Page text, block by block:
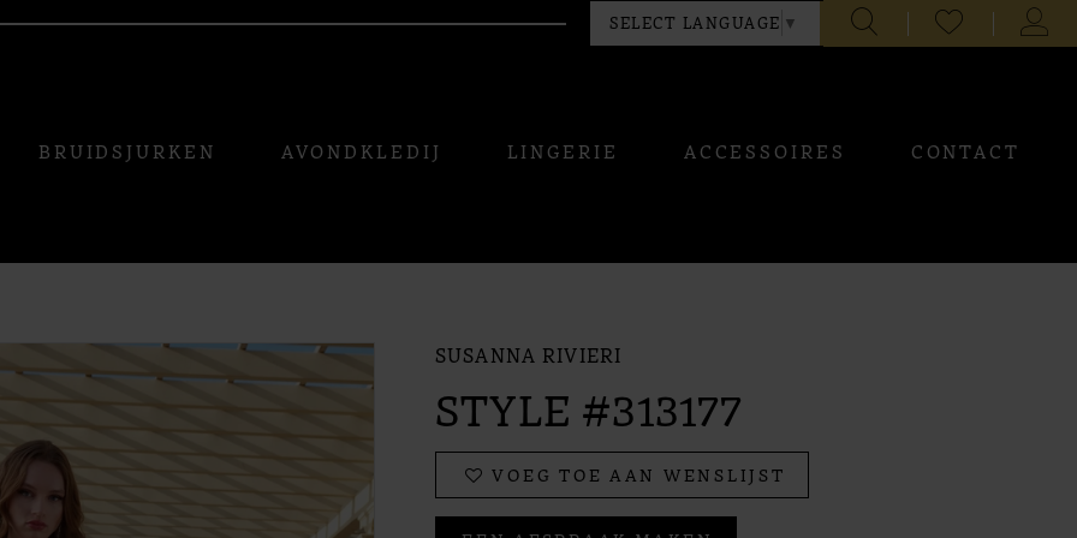
SELECT LANGUAGE ▼
CHECK
WISHLIST
BRUIDSJURKEN AVONDKLEDIJ LINGERIE ACCESSOIRES CONTACT
SUSANNA RIVIERI
STYLE #313177
VOEG TOE AAN WENSLIJST